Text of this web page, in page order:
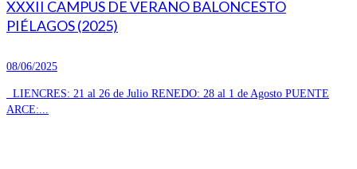
XXXII CAMPUS DE VERANO BALONCESTO
PIÉLAGOS (2025)
08/06/2025
LIENCRES: 21 al 26 de Julio RENEDO: 28 al 1 de Agosto PUENTE
ARCE:...